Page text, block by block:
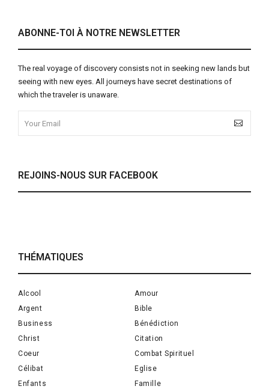
ABONNE-TOI À NOTRE NEWSLETTER
The real voyage of discovery consists not in seeking new lands but
seeing with new eyes. All journeys have secret destinations of
which the traveler is unaware.
REJOINS-NOUS SUR FACEBOOK
THÉMATIQUES
Alcool
Amour
Argent
Bible
Business
Bénédiction
Christ
Citation
Coeur
Combat Spirituel
Célibat
Eglise
Enfants
Famille